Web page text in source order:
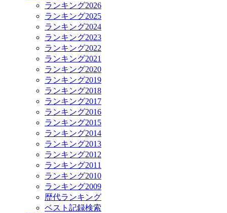
ランキング2026
ランキング2025
ランキング2024
ランキング2023
ランキング2022
ランキング2021
ランキング2020
ランキング2019
ランキング2018
ランキング2017
ランキング2016
ランキング2015
ランキング2014
ランキング2013
ランキング2012
ランキング2011
ランキング2010
ランキング2009
歴代ランキング
ベスト記録検索